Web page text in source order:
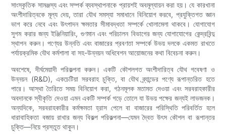
সাংস্কৃতিক সামঞ্জস্য এবং সম্পর্ক ব্যবস্থাপনাকে প্রায়শই অবমূল্যায়ন করা হয়। যে কারখানা
অংশীদারিত্বকে মূল্য দেয়, তারা যৌথ সমস্যা সমাধানে বিনিয়োগ করবে, প্রযুক্তিগত জ্ঞান
ভাগ করে নেবে এবং উৎপাদন ক্ষমতার সীমাবদ্ধতা সম্পর্কে খোলামেলা থাকবে। যোগাযোগ
সুগম করার জন্য ইঞ্জিনিয়ারিং, গুণমান এবং পরিচালন বিভাগের জন্য যোগাযোগের কেন্দ্রবিন্দু
স্থাপন করুন। পণ্যের উন্নতি এবং বাজারের প্রবণতা সম্পর্কে উভয় দলকে একমত রাখতে
পর্যায়ক্রমিক যৌথ কর্মশালা বা সহ-উন্নয়ন অধিবেশন আয়োজনের কথা বিবেচনা করুন।
অবশেষে, দীর্ঘমেয়াদী পরিকল্পনা করুন। একটি কৌশলগত অংশীদারিত্ব যৌথ গবেষণা ও
উন্নয়ন (R&D), একচেটিয়া সরবরাহ চুক্তি, বা যৌথ ব্র্যান্ডের পণ্যে রূপান্তরিত হতে
পারে। আস্থা তৈরিতে সময় বিনিয়োগ করা, গঠনমূলক মতামত দেওয়া এবং সরবরাহকারীর
অবদানকে স্বীকৃতি দেওয়া এমন একটি সম্পর্ক গড়ে তোলে যা উভয় পক্ষের জন্যই লাভজনক।
অন্যদিকে, সরবরাহকারীর কর্মক্ষমতা হ্রাস পেলে বা বাজারের পরিস্থিতি পরিবর্তিত হলে
ধারাবাহিকতা বজায় রাখার জন্য বিকল্প পরিকল্পনা—যেমন দ্বৈত উৎস কৌশল বা রূপান্তর
চুক্তি—নিয়ে প্রস্তুত থাকুন।